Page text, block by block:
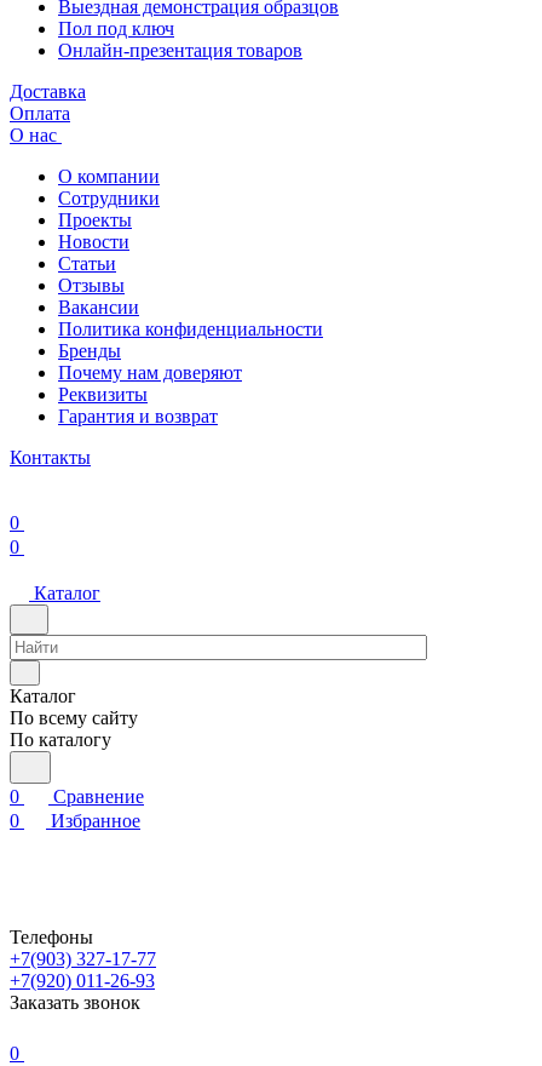
Выездная демонстрация образцов
Пол под ключ
Онлайн-презентация товаров
Доставка
Оплата
О нас
О компании
Сотрудники
Проекты
Новости
Статьи
Отзывы
Вакансии
Политика конфиденциальности
Бренды
Почему нам доверяют
Реквизиты
Гарантия и возврат
Контакты
0
0
Каталог
Каталог
По всему сайту
По каталогу
0
Сравнение
0
Избранное
Телефоны
+7(903) 327-17-77
+7(920) 011-26-93
Заказать звонок
0